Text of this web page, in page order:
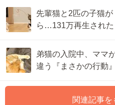
先輩猫と2匹の子猫
ら…131万再生され
弟猫の入院中、ママ
違う『まさかの行動
関連記事を